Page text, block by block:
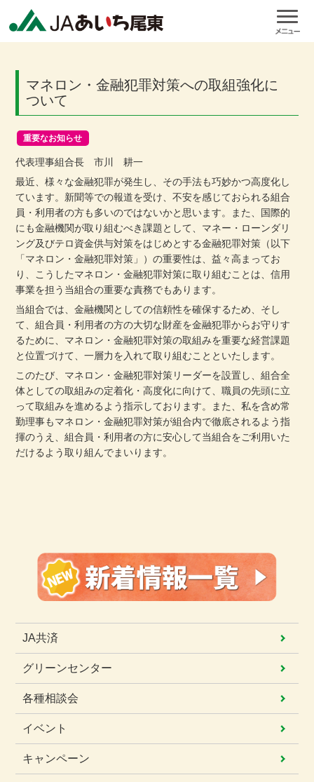
JA共済
グリーンセンター
各種相談会
イベント
キャンペーン
マネロン・金融犯罪対策への取組強化に
ついて
重要なお知らせ
代表理事組合長 市川 耕一
最近、様々な金融犯罪が発生し、その手法も巧妙かつ高度化し
ています。新聞等での報道を受け、不安を感じておられる組合
員・利用者の方も多いのではないかと思います。また、国際的
にも金融機関が取り組むべき課題として、マネー・ローンダリ
ング及びテロ資金供与対策をはじめとする金融犯罪対策（以下
「マネロン・金融犯罪対策」）の重要性は、益々高まってお
り、こうしたマネロン・金融犯罪対策に取り組むことは、信用
事業を担う当組合の重要な責務でもあります。
当組合では、金融機関としての信頼性を確保するため、そし
て、組合員・利用者の方の大切な財産を金融犯罪からお守りす
るために、マネロン・金融犯罪対策の取組みを重要な経営課題
と位置づけて、一層力を入れて取り組むことといたします。
このたび、マネロン・金融犯罪対策リーダーを設置し、組合全
体としての取組みの定着化・高度化に向けて、職員の先頭に立
って取組みを進めるよう指示しております。また、私を含め常
勤理事もマネロン・金融犯罪対策が組合内で徹底されるよう指
揮のうえ、組合員・利用者の方に安心して当組合をご利用いた
だけるよう取り組んでまいります。